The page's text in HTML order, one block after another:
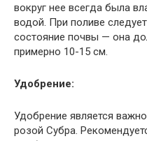
вокруг нее всегда была
водой. При поливе
состояние почвы — она
примерно 10-15 см.
Удобрение:
Удобрение является
розой Субра.